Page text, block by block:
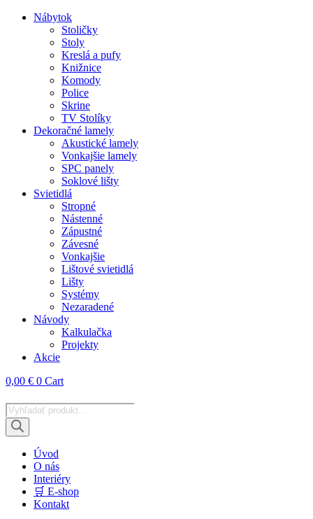
Nábytok
Stoličky
Stoly
Kreslá a pufy
Knižnice
Komody
Police
Skrine
TV Stolíky
Dekoračné lamely
Akustické lamely
Vonkajšie lamely
SPC panely
Soklové lišty
Svietidlá
Stropné
Nástenné
Zápustné
Závesné
Vonkajšie
Lištové svietidlá
Lišty
Systémy
Nezaradené
Návody
Kalkulačka
Projekty
Akcie
0,00 € 0 Cart
Products
search
Úvod
O nás
Interiéry
🛒 E-shop
Kontakt